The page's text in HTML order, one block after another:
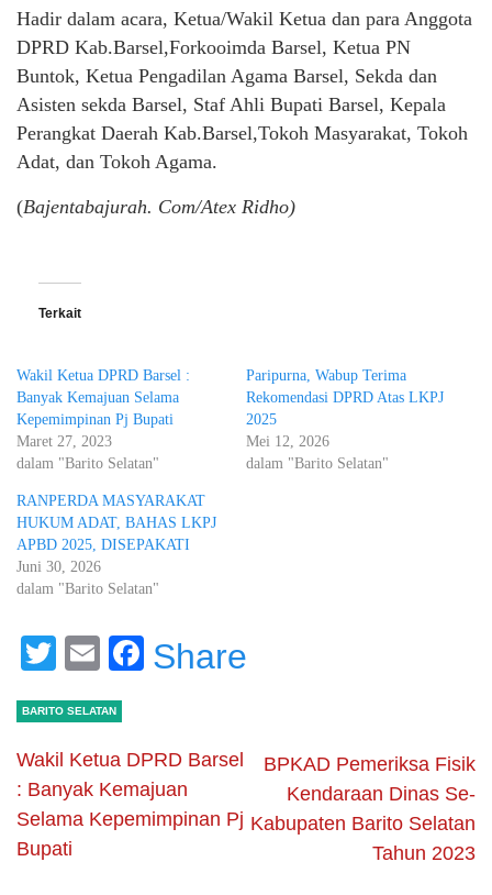
Hadir dalam acara, Ketua/Wakil Ketua dan para Anggota
DPRD Kab.Barsel,Forkooimda Barsel, Ketua PN
Buntok, Ketua Pengadilan Agama Barsel, Sekda dan
Asisten sekda Barsel, Staf Ahli Bupati Barsel, Kepala
Perangkat Daerah Kab.Barsel,Tokoh Masyarakat, Tokoh
Adat, dan Tokoh Agama.
(Bajentabajurah. Com/Atex Ridho)
Terkait
Wakil Ketua DPRD Barsel :
Banyak Kemajuan Selama
Kepemimpinan Pj Bupati
Maret 27, 2023
dalam "Barito Selatan"
Paripurna, Wabup Terima
Rekomendasi DPRD Atas LKPJ
2025
Mei 12, 2026
dalam "Barito Selatan"
RANPERDA MASYARAKAT
HUKUM ADAT, BAHAS LKPJ
APBD 2025, DISEPAKATI
Juni 30, 2026
dalam "Barito Selatan"
Twitter
EmailFacebook
Share
BARITO SELATAN
Wakil Ketua DPRD Barsel
: Banyak Kemajuan
Selama Kepemimpinan Pj
Bupati
BPKAD Pemeriksa Fisik
Kendaraan Dinas Se-
Kabupaten Barito Selatan
Tahun 2023